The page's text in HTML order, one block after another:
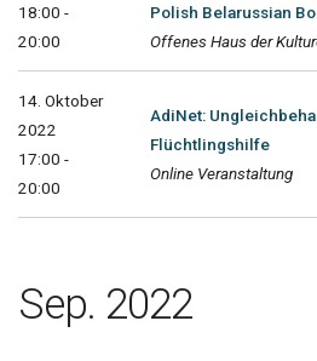
18:00 -
20:00
Polish Belarussian
Offenes Haus der
14. Oktober
2022
17:00 -
20:00
AdiNet:
Flüchtlingshilfe
Online Veranstaltung
Sep. 2022